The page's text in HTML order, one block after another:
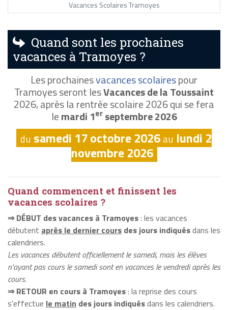
Vacances Scolaires Tramoyes
Quand sont les prochaines
vacances à Tramoyes ?
Les prochainesvacances scolairespour
Tramoyes seront lesVacances de la Toussaint
2026, après la rentrée scolaire 2026 qui se fera
lemardi 1erseptembre 2026
du samedi 17 octobre 2026au lundi 2
novembre 2026
Quand commencent et finissent les
vacances scolaires ?
⇒ DÉBUT des vacances à Tramoyes: les vacances
débutent après le dernier cours des jours indiquésdans les
calendriers.
Les vacances débutent officiellement le samedi, mais les élèves
n'ayant pas cours le samedi sont en vacances le vendredi après les
cours.
⇒ RETOUR en cours à Tramoyes: la reprise des cours
s'effectue le matin des jours indiquésdans les calendriers.